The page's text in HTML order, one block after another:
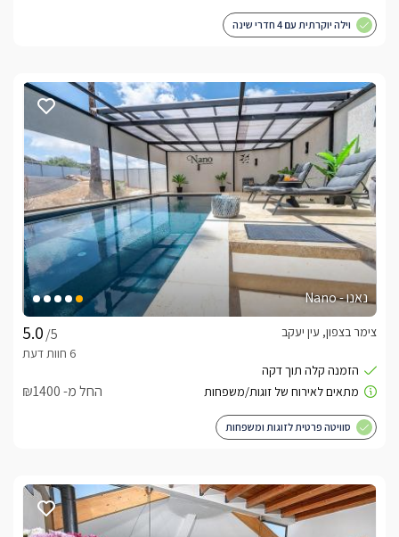
וילה יוקרתית עם 4 חדרי שינה
נאנו - Nano
/5
צימר בצפון, עין יעקב
החל מ- ₪1400
סוויטה פרטית לזוגות ומשפחות